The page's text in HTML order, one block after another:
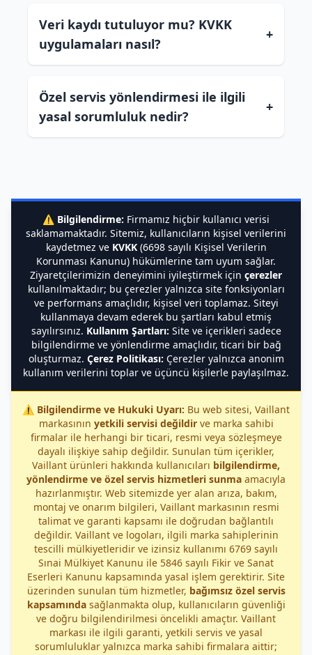
Veri kaydı tutuluyor mu? KVKK
uygulamaları nasıl?
+
Özel servis yönlendirmesi ile ilgili
yasal sorumluluk nedir?
+
⚠️ Bilgilendirme: Firmamız hiçbir kullanıcı verisi
saklamamaktadır. Sitemiz, kullanıcıların kişisel verilerini
kaydetmez ve KVKK(6698 sayılı Kişisel Verilerin
Korunması Kanunu) hükümlerine tam uyum sağlar.
Ziyaretçilerimizin deneyimini iyileştirmek için çerezler
kullanılmaktadır; bu çerezler yalnızca site fonksiyonları
ve performans amaçlıdır, kişisel veri toplamaz. Siteyi
kullanmaya devam ederek bu şartları kabul etmiş
sayılırsınız. Kullanım Şartları: Site ve içerikleri sadece
bilgilendirme ve yönlendirme amaçlıdır, ticari bir bağ
oluşturmaz. Çerez Politikası: Çerezler yalnızca anonim
kullanım verilerini toplar ve üçüncü kişilerle paylaşılmaz.
⚠️ Bilgilendirme ve Hukuki Uyarı: Bu web sitesi, Vaillant
markasının yetkili servisi değildirve marka sahibi
firmalar ile herhangi bir ticari, resmi veya sözleşmeye
dayalı ilişkiye sahip değildir. Sunulan tüm içerikler,
Vaillant ürünleri hakkında kullanıcıları bilgilendirme,
yönlendirme ve özel servis hizmetleri sunma amacıyla
hazırlanmıştır. Web sitemizde yer alan arıza, bakım,
montaj ve onarım bilgileri, Vaillant markasının resmi
talimat ve garanti kapsamı ile doğrudan bağlantılı
değildir. Vaillant ve logoları, ilgili marka sahiplerinin
tescilli mülkiyetleridir ve izinsiz kullanımı 6769 sayılı
Sınai Mülkiyet Kanunu ile 5846 sayılı Fikir ve Sanat
Eserleri Kanunu kapsamında yasal işlem gerektirir. Site
üzerinden sunulan tüm hizmetler, bağımsız özel servis
kapsamındasağlanmakta olup, kullanıcıların güvenliği
ve doğru bilgilendirilmesi öncelikli amaçtır. Vaillant
markası ile ilgili garanti, yetkili servis ve yasal
sorumluluklar yalnızca marka sahibi firmalara aittir;